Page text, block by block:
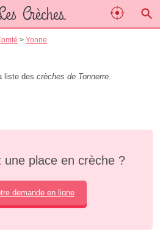
> Yonne
liste des crèches de Tonnerre.
une place en crèche ?
demande en ligne